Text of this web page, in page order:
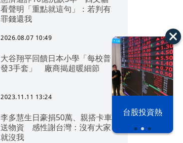
漢光42演習 台股投資熱
看聲明「重點就這句」：若判有
罪錢還我
2026.08.07 10:49
大谷翔平回饋日本小學「每校普
發3手套」 廠商揭超暖細節
2023.11.11 13:24
李多慧生日豪捐50萬、親搭卡車
送物資 感性謝台灣：沒有大家
就沒我